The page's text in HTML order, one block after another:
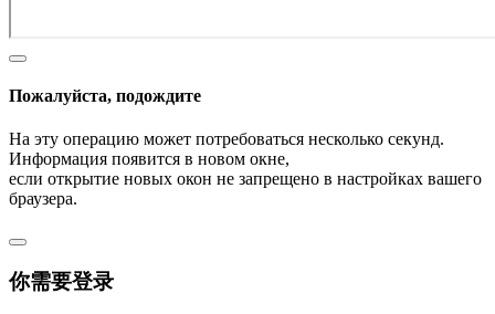
Пожалуйста, подождите
На эту операцию может потребоваться несколько секунд.
Информация появится в новом окне,
если открытие новых окон не запрещено в настройках вашего
браузера.
你需要登录